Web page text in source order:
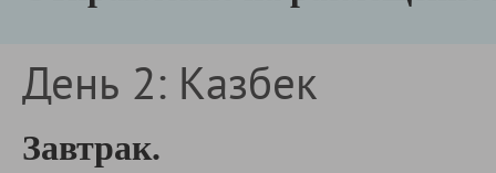
День 2: Казбек
Завтрак.